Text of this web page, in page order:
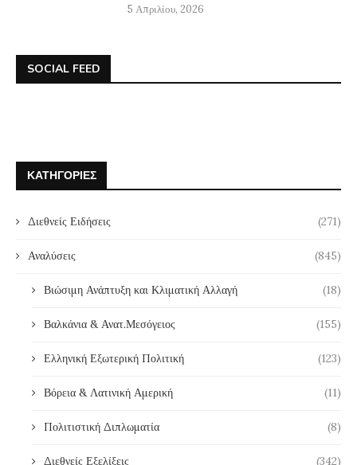
5 Απριλίου, 2026
SOCIAL FEED
ΚΑΤΗΓΟΡΊΕΣ
Διεθνείς Ειδήσεις (271)
Αναλύσεις (845)
Βιώσιμη Ανάπτυξη και Κλιματική Αλλαγή (18)
Βαλκάνια & Ανατ.Μεσόγειος (155)
Ελληνική Εξωτερική Πολιτική (123)
Βόρεια & Λατινική Αμερική (11)
Πολιτιστική Διπλωματία (8)
Διεθνείς Εξελίξεις (342)